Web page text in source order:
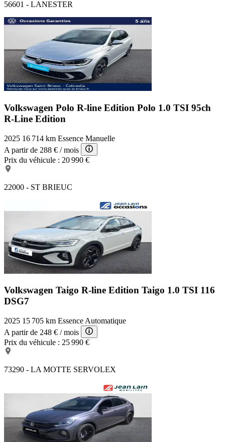
56601 - LANESTER
Volkswagen Polo R-line Edition Polo 1.0 TSI 95ch
R-Line Edition
2025 16 714 km Essence Manuelle
A partir de 288 € / mois
Prix du véhicule : 20 990 €
22000 - ST BRIEUC
Volkswagen Taigo R-line Edition Taigo 1.0 TSI 116
DSG7
2025 15 705 km Essence Automatique
A partir de 248 € / mois
Prix du véhicule : 25 990 €
73290 - LA MOTTE SERVOLEX